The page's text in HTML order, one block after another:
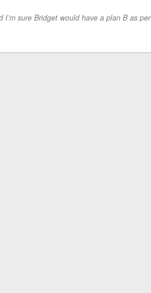
sure Bridget would have a plan B as per